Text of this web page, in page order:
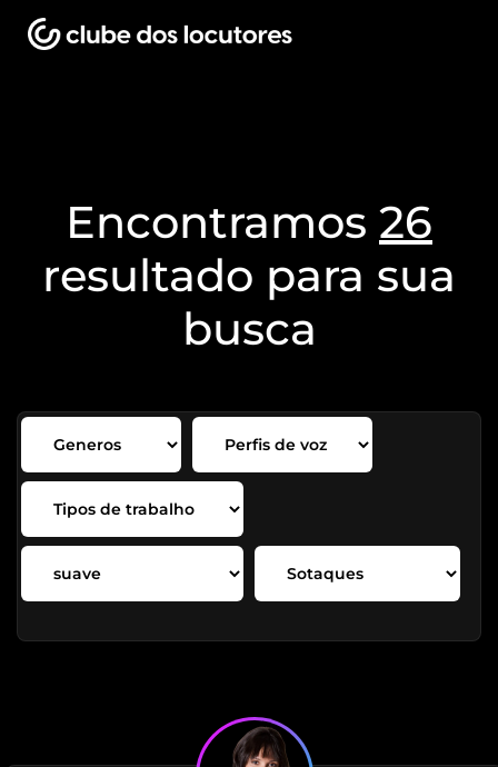
Encontramos 26
resultado para sua
busca